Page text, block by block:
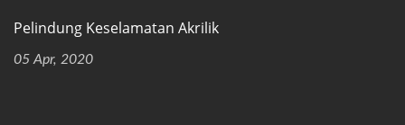
Pelindung Keselamatan Akrilik
05 Apr, 2020